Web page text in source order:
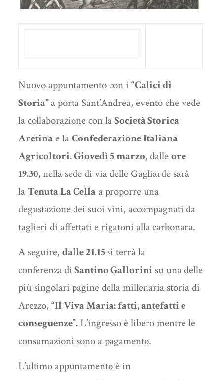
Nuovo appuntamento con i “Calici di
Storia”a porta Sant’Andrea, evento che vede
la collaborazione con laSocietà Storica
Aretinae laConfederazione Italiana
Agricoltori.Giovedì 5 marzo, dalleore
19.30,nella sede di via delle Gagliarde sarà
laTenuta La Cellaa proporre una
degustazione dei suoi vini, accompagnati da
taglieri di affettati e rigatoni alla carbonara.
A seguire, dalle 21.15si terrà la
conferenzadi Santino Gallorini su una delle
più singolari pagine della millenaria storia di
Arezzo, “Il Viva Maria: fatti, antefatti e
conseguenze”.L’ingresso è libero mentre le
consumazioni sono a pagamento.
L’ultimo appuntamento è in